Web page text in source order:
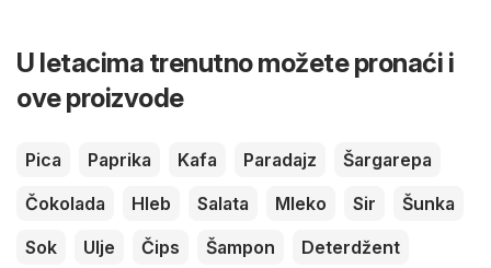
U letacima trenutno možete pronaći i
ove proizvode
Pica Paprika Kafa Paradajz
Šargarepa
Čokolada
Hleb Salata Mleko Sir
Šunka
Sok
Ulje Čips Šampon Deterdžent